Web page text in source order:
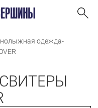
одежда-